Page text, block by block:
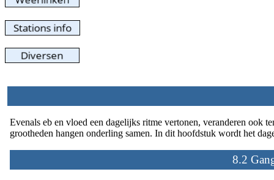
Evenals eb en vloed een dagelijks ritme vertonen, veranderen ook
grootheden hangen onderling samen. In dit hoofdstuk wordt het
8.2